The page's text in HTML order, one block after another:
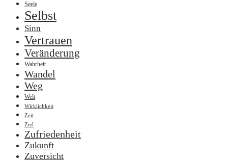
Seele
Selbst
Sinn
Vertrauen
Veränderung
Wahrheit
Wandel
Weg
Welt
Wirklichkeit
Zeit
Ziel
Zufriedenheit
Zukunft
Zuversicht